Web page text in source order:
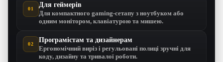
01
Для геймерів
Для компактного gaming-сетапу з ноутбуком або
одним монітором, клавіатурою та мишею.
02
Програмістам та дизайнерам
Ергономічний виріз і регульовані полиці зручні для
коду, дизайну та тривалої роботи.